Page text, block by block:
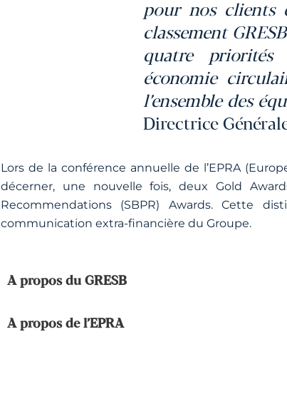
pour nos clients
classement
quatre priorités
économie
l’ensemble des
Directrice
Lors de la conférence annuelle de l’EPRA
décerner, une nouvelle fois, deux Gold
Recommendations (SBPR) Awards. Cette
communication extra-financière du Groupe.
A propos du GRESB
A propos de l’EPRA